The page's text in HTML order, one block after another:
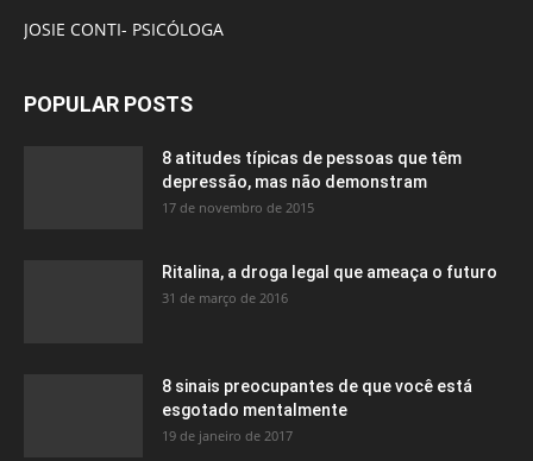
JOSIE CONTI- PSICÓLOGA
POPULAR POSTS
8 atitudes típicas de pessoas que têm
depressão, mas não demonstram
17 de novembro de 2015
Ritalina, a droga legal que ameaça o futuro
31 de março de 2016
8 sinais preocupantes de que você está
esgotado mentalmente
19 de janeiro de 2017